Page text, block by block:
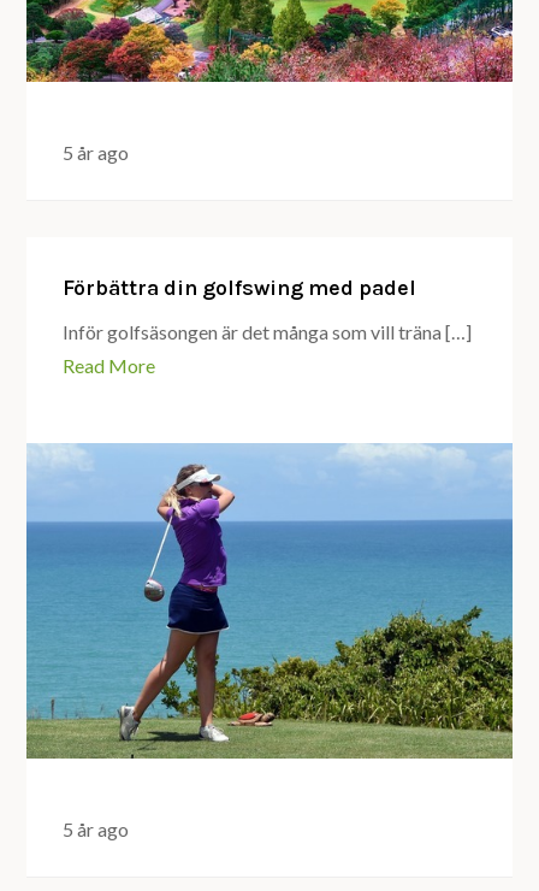
5 år ago
Förbättra din golfswing med padel
Inför golfsäsongen är det många som vill träna […]
Read More
5 år ago